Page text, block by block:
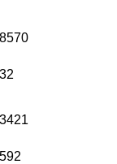
8570
32
3421
592